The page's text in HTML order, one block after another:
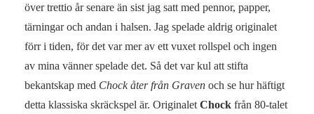
över trettio år senare än sist jag satt med pennor, papper,
tärningar och andan i halsen. Jag spelade aldrig originalet
förr i tiden, för det var mer av ett vuxet rollspel och ingen
av mina vänner spelade det. Så det var kul att stifta
bekantskap med Chock åter från Graven och se hur häftigt
detta klassiska skräckspel är. Originalet Chock från 80-talet